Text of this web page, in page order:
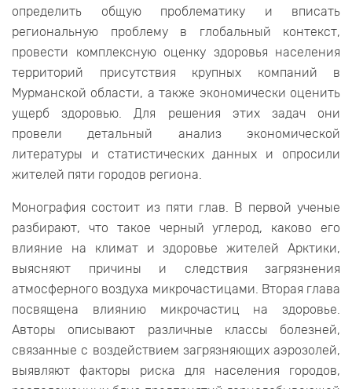
определить общую проблематику и вписать
региональную проблему в глобальный контекст,
провести комплексную оценку здоровья населения
территорий присутствия крупных компаний в
Мурманской области, а также экономически оценить
ущерб здоровью. Для решения этих задач они
провели детальный анализ экономической
литературы и статистических данных и опросили
жителей пяти городов региона.
Монография состоит из пяти глав. В первой ученые
разбирают, что такое черный углерод, каково его
влияние на климат и здоровье жителей Арктики,
выясняют причины и следствия загрязнения
атмосферного воздуха микрочастицами. Вторая глава
посвящена влиянию микрочастиц на здоровье.
Авторы описывают различные классы болезней,
связанные с воздействием загрязняющих аэрозолей,
выявляют факторы риска для населения городов,